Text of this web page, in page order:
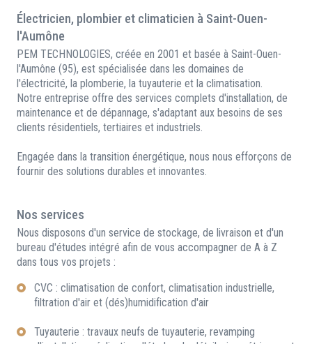
Électricien, plombier et climaticien à Saint-Ouen-
l'Aumône
PEM TECHNOLOGIES, créée en 2001 et basée à Saint-Ouen-
l'Aumône (95), est spécialisée dans les domaines de
l'électricité, la plomberie, la tuyauterie et la climatisation.
Notre entreprise offre des services complets d'installation, de
maintenance et de dépannage, s'adaptant aux besoins de ses
clients résidentiels, tertiaires et industriels.
Engagée dans la transition énergétique, nous nous efforçons de
fournir des solutions durables et innovantes.
Nos services
Nous disposons d'un service de stockage, de livraison et d'un
bureau d'études intégré afin de vous accompagner de A à Z
dans tous vos projets :
CVC : climatisation de confort, climatisation industrielle,
filtration d'air et (dés)humidification d'air
Tuyauterie : travaux neufs de tuyauterie, revamping